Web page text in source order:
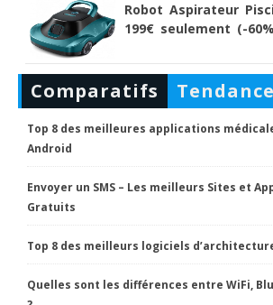
Robot Aspirateur
199€ seulement (-
Comparatifs
Top 8 des meilleures applications
Android
Envoyer un SMS – Les meilleurs Sites et
Gratuits
Top 8 des meilleurs logiciels
Quelles sont les différences entre WiFi,